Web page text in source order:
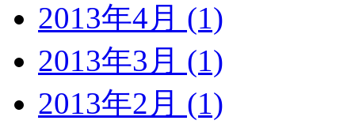
2013年4月 (1)
2013年3月 (1)
2013年2月 (1)